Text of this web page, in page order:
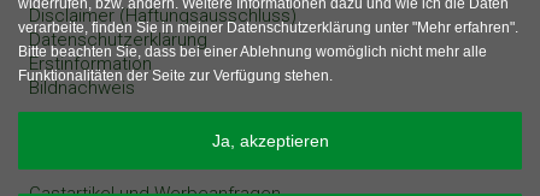
Disclaimer (Haftungsausschluss)
Datenschutzerklärung
Erstinformation
Bildnachweis
widerrufen, bzw. ändern. Weitere Informationen dazu und wie ich die Daten
verarbeite, finden Sie in meiner Datenschutzerklärung unter "Mehr erfahren".
Bitte beachten Sie, dass bei einer Ablehnung womöglich nicht mehr alle
Funktionalitäten der Seite zur Verfügung stehen.
Ja, akzeptieren